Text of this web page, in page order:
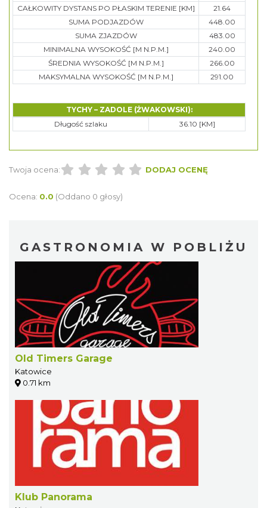
CAŁKOWITY DYSTANS PO PŁASKIM TERENIE [KM]
21.64
SUMA PODJAZDÓW
448.00
SUMA ZJAZDÓW
483.00
MINIMALNA WYSOKOŚĆ [M N.P.M.]
240.00
ŚREDNIA WYSOKOŚĆ [M N.P.M.]
266.00
MAKSYMALNA WYSOKOŚĆ [M N.P.M.]
291.00
TYCHY – ZADOLE (ŻWAKOWSKI):
Długość szlaku
36.10 [KM]
Twoja ocena: DODAJ OCENĘ
Ocena: 0.0 (Oddano 0 głosy)
GASTRONOMIA W POBLIŻU
Old Timers Garage
Katowice
0.71 km
Klub Panorama